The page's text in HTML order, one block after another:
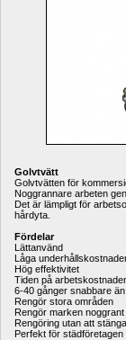
Golvtvätt
Golvtvätten för
Noggrannare arbeten
Det är lämpligt för
hårdyta.
Fördelar
Lättanvänd
Låga
Hög effektivitet
Tiden på
6-40 gånger snabbare
Rengör stora områden
Rengör marken noggrant
Rengöring utan att
Perfekt för städföretagen